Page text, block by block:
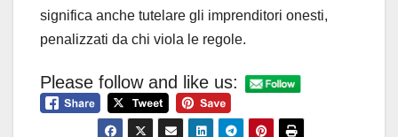
significa anche tutelare gli imprenditori onesti,
penalizzati da chi viola le regole.
Please follow and like us: